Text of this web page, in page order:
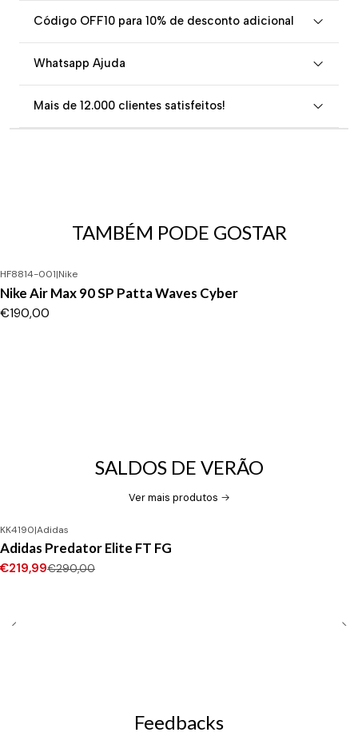
Código OFF10 para 10% de desconto adicional
Whatsapp Ajuda
Mais de 12.000 clientes satisfeitos!
TAMBÉM PODE GOSTAR
HF8814-001|Nike
Nike Air Max 90 SP Patta Waves Cyber
€190,00
SALDOS DE VERÃO
Ver mais produtos
-24%DESCONTO
Novo
KK4190|Adidas
Adidas Predator Elite FT FG
€219,99€290,00
Feedbacks